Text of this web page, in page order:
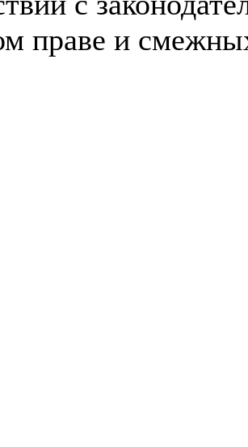
праве и